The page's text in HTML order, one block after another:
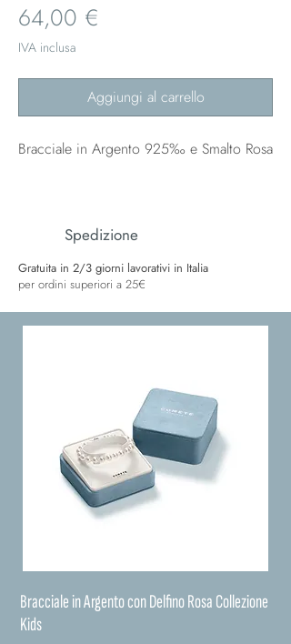
64,00 €
IVA inclusa
Aggiungi al carrello
Bracciale in Argento 925‰ e Smalto Rosa
Spedizione
Gratuita in 2/3 giorni lavorativi in Italia
per ordini superiori a 25€
Bracciale in Argento con Delfino Rosa Collezione
Kids